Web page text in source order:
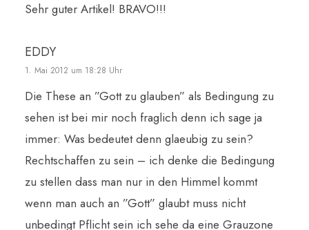
Sehr guter Artikel! BRAVO!!!
EDDY
1. Mai 2012 um 18:28 Uhr
Die These an ”Gott zu glauben” als Bedingung zu
sehen ist bei mir noch fraglich denn ich sage ja
immer: Was bedeutet denn glaeubig zu sein?
Rechtschaffen zu sein – ich denke die Bedingung
zu stellen dass man nur in den Himmel kommt
wenn man auch an ”Gott” glaubt muss nicht
unbedingt Pflicht sein ich sehe da eine Grauzone